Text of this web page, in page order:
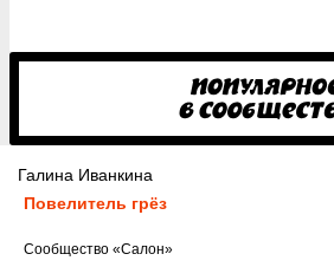
Галина Иванкина
Повелитель грёз
Cообщество «Салон»